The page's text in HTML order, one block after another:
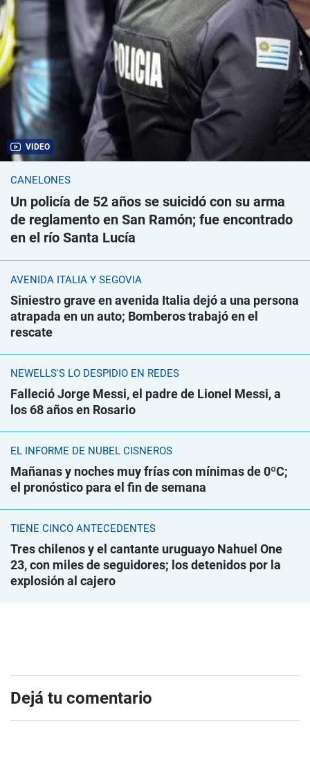
VIDEO
CANELONES
Un policía de 52 años se suicidó con su arma
de reglamento en San Ramón; fue encontrado
en el río Santa Lucía
AVENIDA ITALIA Y SEGOVIA
Siniestro grave en avenida Italia dejó a una persona
atrapada en un auto; Bomberos trabajó en el
rescate
NEWELLS'S LO DESPIDIÓ EN REDES
Falleció Jorge Messi, el padre de Lionel Messi, a
los 68 años en Rosario
EL INFORME DE NUBEL CISNEROS
Mañanas y noches muy frías con mínimas de 0ºC;
el pronóstico para el fin de semana
TIENE CINCO ANTECEDENTES
Tres chilenos y el cantante uruguayo Nahuel One
23, con miles de seguidores; los detenidos por la
explosión al cajero
Dejá tu comentario